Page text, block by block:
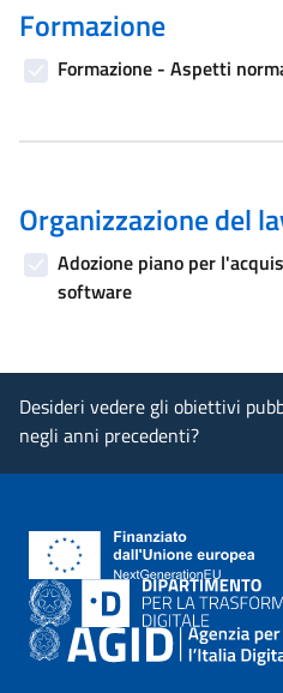
Formazione
Formazione - Aspetti
Organizzazione del
Adozione piano per
software
Desideri vedere gli obiettivi
negli anni precedenti?